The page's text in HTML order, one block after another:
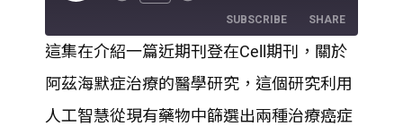
SUBSCRIBE SHARE
RSS FEED
SHARE
LINK
這集在介紹一篇近期刊登在Cell期刊，關於
阿茲海默症治療的醫學研究，這個研究利用
人工智慧從現有藥物中篩選出兩種治療癌症